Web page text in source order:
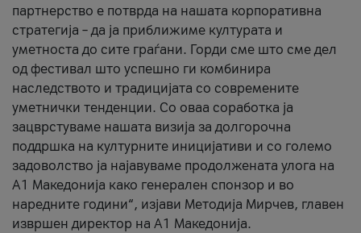
партнерство е потврда на нашата корпоративна
стратегија – да ја приближиме културата и
уметноста до сите граѓани. Горди сме што сме дел
од фестивал што успешно ги комбинира
наследството и традицијата со современите
уметнички тенденции. Со оваа соработка ја
зацврстуваме нашата визија за долгорочна
поддршка на културните иницијативи и со големо
задоволство ја најавуваме продолжената улога на
A1 Македонија како генерален спонзор и во
наредните години“, изјави Методија Мирчев, главен
извршен директор на A1 Македонија.